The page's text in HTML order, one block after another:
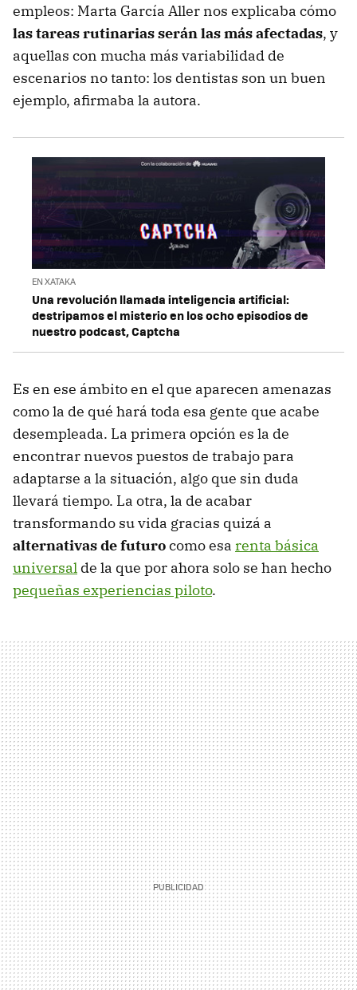
empleos: Marta García Aller nos explicaba cómo
las tareas rutinarias serán las más afectadas, y
aquellas con mucha más variabilidad de
escenarios no tanto: los dentistas son un buen
ejemplo, afirmaba la autora.
EN XATAKA
Una revolución llamada inteligencia artificial:
destripamos el misterio en los ocho episodios de
nuestro podcast, Captcha
Es en ese ámbito en el que aparecen amenazas
como la de qué hará toda esa gente que acabe
desempleada. La primera opción es la de
encontrar nuevos puestos de trabajo para
adaptarse a la situación, algo que sin duda
llevará tiempo. La otra, la de acabar
transformando su vida gracias quizá a
alternativas de futurocomo esa renta básica
universal de la que por ahora solo se han hecho
pequeñas experiencias piloto.